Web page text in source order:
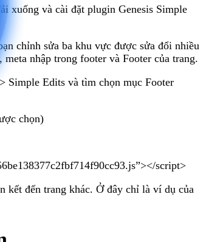
xuống và cài đặt plugin Genesis Simple
chỉnh sửa ba khu vực được sửa đổi nhiều
nhập trong footer và Footer của trang.
Simple Edits và tìm chọn mục Footer
chọn)
script>
kết đến trang khác. Ở đây chỉ là ví dụ của